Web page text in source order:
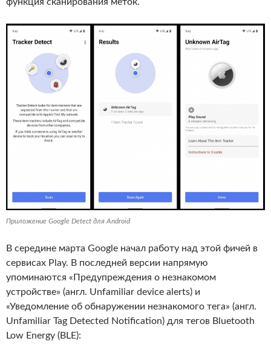
Приложение Google Detect для Android
В середине марта Google начал работу над этой фичей в
сервисах Play. В последней версии напрямую
упоминаются «Предупреждения о незнакомом
устройстве» (англ. Unfamiliar device alerts) и
«Уведомление об обнаружении незнакомого тега» (англ.
Unfamiliar Tag Detected Notification) для тегов Bluetooth
Low Energy (BLE):